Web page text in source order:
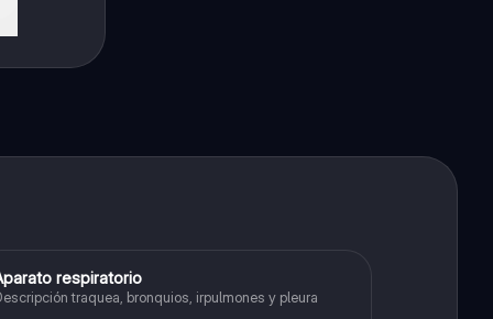
Biología respiratorio
traquea, bronquios, irpulmones y pleura